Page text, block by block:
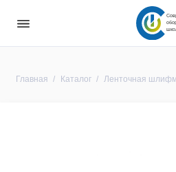
Главная Каталог Ленточная